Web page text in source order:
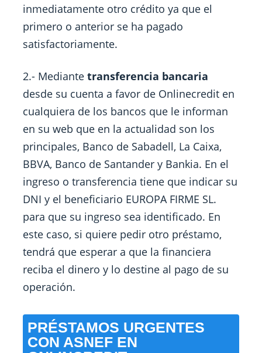
inmediatamente otro crédito ya que el
primero o anterior se ha pagado
satisfactoriamente.
2.- Mediantetransferencia bancaria
desde su cuenta a favor de Onlinecredit en
cualquiera de los bancos que le informan
en su web que en la actualidad son los
principales, Banco de Sabadell, La Caixa,
BBVA, Banco de Santander y Bankia. En el
ingreso o transferencia tiene que indicar su
DNI y el beneficiario EUROPA FIRME SL.
para que su ingreso sea identificado. En
este caso, si quiere pedir otro préstamo,
tendrá que esperar a que la financiera
reciba el dinero y lo destine al pago de su
operación.
PRÉSTAMOS URGENTES
CON ASNEF EN